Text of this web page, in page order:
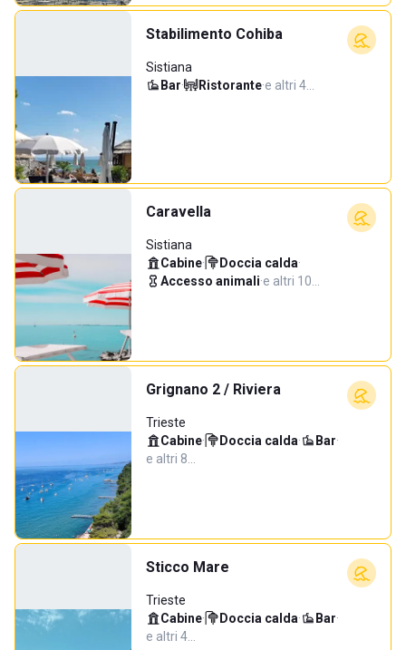
Stabilimento Cohiba
Sistiana
Bar· Ristorante·e altri 4…
Caravella
Sistiana
Cabine· Doccia calda·
Accesso animali·e altri 10…
Grignano 2 / Riviera
Trieste
Cabine· Doccia calda· Bar·
e altri 8…
Sticco Mare
Trieste
Cabine· Doccia calda· Bar·
e altri 4…